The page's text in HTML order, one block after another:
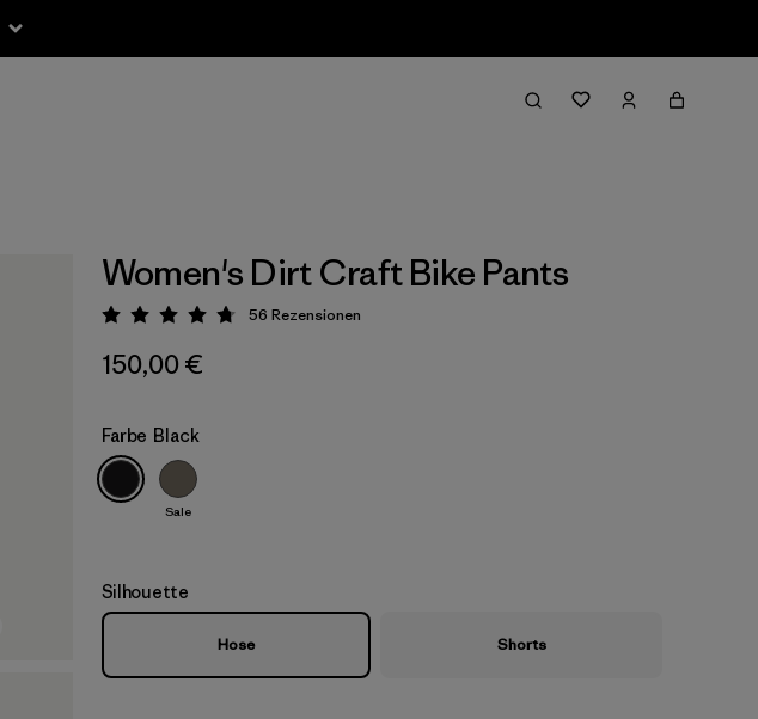
Women's Dirt Craft Bike Pants
Bewertung: 4.8 / 5
56 Rezensionen
150,00 €
Farbe Black
Sale
Silhouette
Hose Shorts